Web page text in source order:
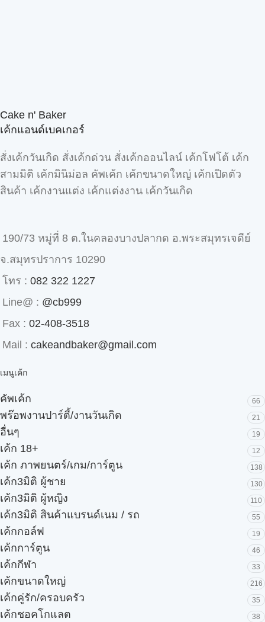
Cake n' Baker
เค้กแอนด์เบคเกอร์
สั่งเค้กวันเกิด สั่งเค้กด่วน สั่งเค้กออนไลน์ เค้กโฟโต้ เค้ก
สามมิติ เค้กมินิม่อล คัพเค้ก เค้กขนาดใหญ่ เค้กเปิดตัว
สินค้า เค้กงานแต่ง เค้กแต่งงาน เค้กวันเกิด
190/73 หมู่ที่ 8 ต.ในคลองบางปลากด อ.พระสมุทรเจดีย์
จ.สมุทรปราการ 10290
โทร : 082 322 1227
Line@ : @cb999
Fax : 02-408-3518
Mail : cakeandbaker@gmail.com
เมนูเค้ก
คัพเค้ก 66
พร๊อพงานปาร์ตี้/งานวันเกิด 21
อื่นๆ 19
เค้ก 18+ 12
เค้ก ภาพยนตร์/เกม/การ์ตูน 138
เค้ก3มิติ ผู้ชาย 130
เค้ก3มิติ ผู้หญิง 110
เค้ก3มิติ สินค้าแบรนด์เนม / รถ 55
เค้กกอล์ฟ 19
เค้กการ์ตูน 46
เค้กกีฬา 33
เค้กขนาดใหญ่ 216
เค้กคู่รัก/ครอบครัว 35
เค้กชอคโกแลต 38